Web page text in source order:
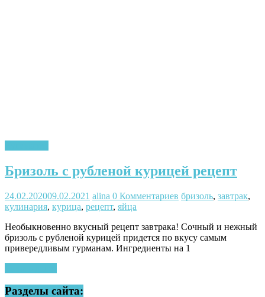
Бризоль с рубленой курицей рецепт
24.02.202009.02.2021 alina 0 Комментариев бризоль, завтрак,
кулинария, курица, рецепт, яйца
Необыкновенно вкусный рецепт завтрака! Сочный и нежный
бризоль с рубленой курицей придется по вкусу самым
привередливым гурманам. Ингредиенты на 1
Разделы сайта: